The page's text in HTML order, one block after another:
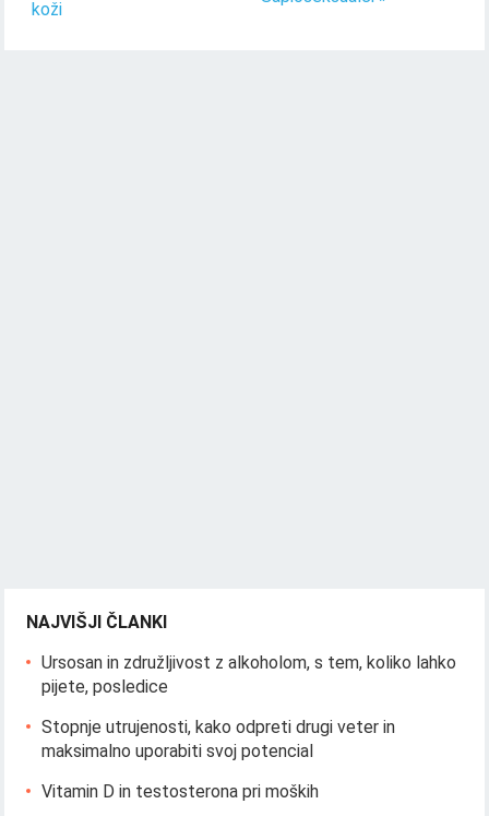
koži
NAJVIŠJI ČLANKI
Ursosan in združljivost z alkoholom, s tem, koliko lahko
pijete, posledice
Stopnje utrujenosti, kako odpreti drugi veter in
maksimalno uporabiti svoj potencial
Vitamin D in testosterona pri moških